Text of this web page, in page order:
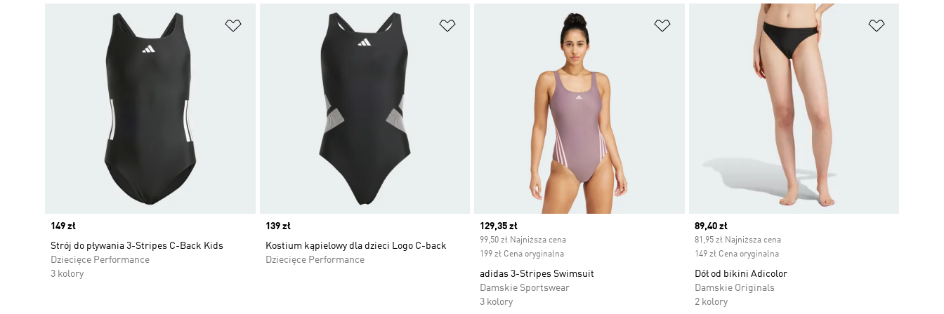
Dodaj do listy życzeń
Price
149 zł
Strój do pływania 3-Stripes C-Back Kids
Dziecięce Performance
3 kolory
Price
139 zł
Kostium kąpielowy dla dzieci Logo C-back
Dziecięce Performance
Dodaj do listy życzeń
Current price
129,35 zł
99,50 zł Najniższa cena
199 zł Cena oryginalna
adidas 3-Stripes Swimsuit
Damskie Sportswear
3 kolory
Current price
89,40 zł
81,95 zł Najniższa cena
149 zł Cena oryginalna
Dół od bikini Adicolor
Damskie Originals
2 kolory